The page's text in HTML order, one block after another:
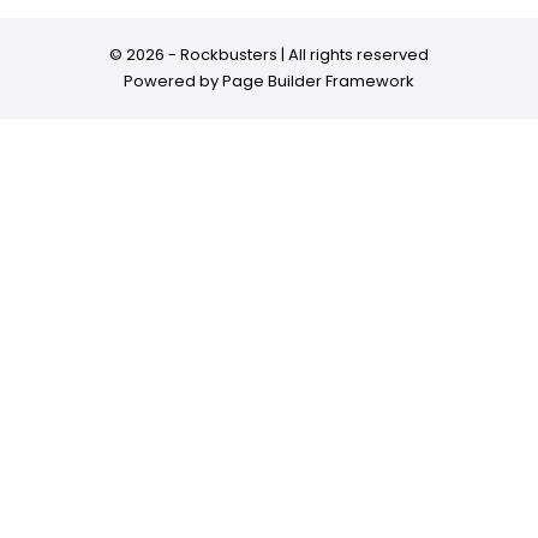
© 2026 - Rockbusters | All rights reserved
Powered byPage Builder Framework